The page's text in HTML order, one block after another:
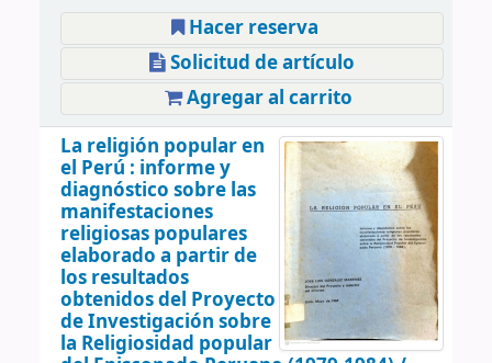
Hacer reserva
Solicitud de artículo
Agregar al carrito
La religión popular en
el Perú : informe y
diagnóstico sobre las
manifestaciones
religiosas populares
elaborado a partir de
los resultados
obtenidos del Proyecto
de Investigación sobre
la Religiosidad popular